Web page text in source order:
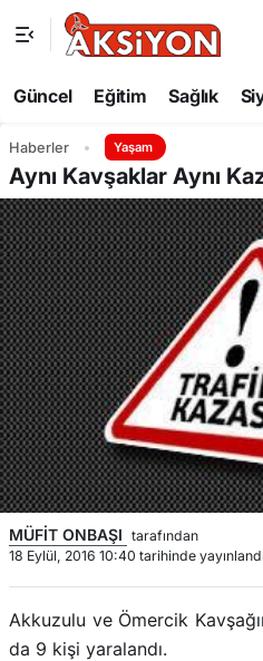
Güncel Eğitim Sağlık
Haberler Yaşam
Aynı Kavşaklar Aynı
MÜFİT ONBAŞI tarafından
18 Eylül, 2016 10:40 tarihinde yayınlandı
Akkuzulu ve Ömercik
da 9 kişi yaralandı.